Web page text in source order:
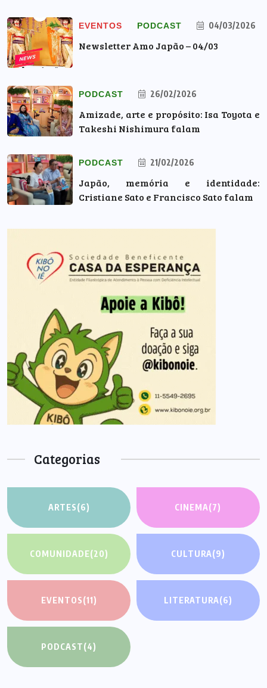
EVENTOS PODCAST 04/03/2026
Newsletter Amo Japão – 04/03
PODCAST 26/02/2026
Amizade, arte e propósito: Isa Toyota e
Takeshi Nishimura falam
PODCAST 21/02/2026
Japão, memória e identidade:
Cristiane Sato e Francisco Sato falam
Categorias
ARTES(6) CINEMA(7)
COMUNIDADE(20) CULTURA(9)
EVENTOS(11) LITERATURA(6)
PODCAST(4)